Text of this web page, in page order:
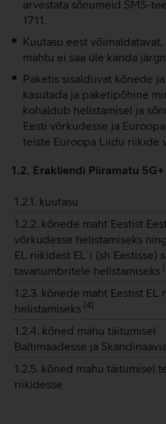
arvestata sõnumeid SMS-
1711.
Kuutasu eest võimaldatavat,
mahtu ei saa üle kanda
Paketis sisalduvat kõnede
kasutada ja paketipõhine
kohaldub helistamisel ja
Eesti võrkudesse ja
teiste Euroopa Liidu riikide
1.2. Erakliendi Piiramatu 5G+
1.2.1. kuutasu
1.2.2. kõnede maht Eestist
võrkudesse helistamiseks
EL riikidest EL´i (sh Eestisse)
tavanumbritele helistamiseks (
1.2.3. kõnede maht Eestist EL
helistamiseks (4)
1.2.4. kõned mahu täitumisel
Baltimaadesse ja
1.2.5. kõned mahu täitumisel
riikidesse